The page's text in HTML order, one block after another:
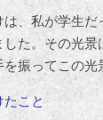
、私が学生
た。その光
振ってこの
こと